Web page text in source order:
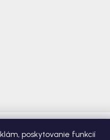
poskytovanie funkcií